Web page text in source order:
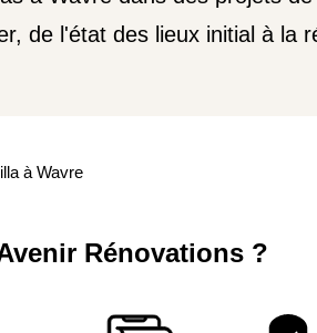
de l'état des lieux initial à la
à Wavre
Rénovations ?